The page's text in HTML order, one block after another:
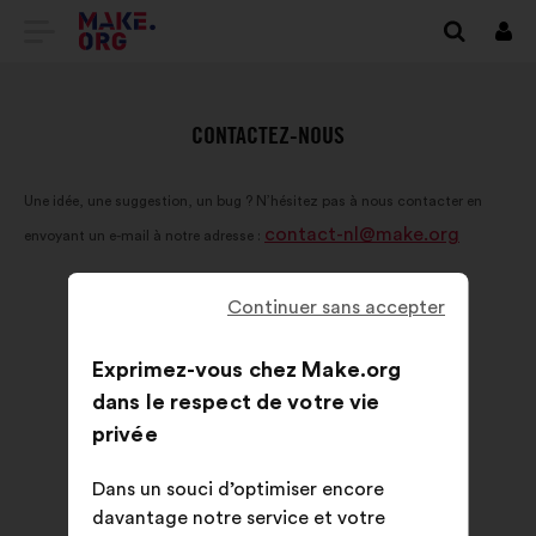
ALLER
L'ACCUEIL
SITE
Se
CONTACTEZ-NOUS
Une idée, une suggestion, un bug ? N’hésitez pas à nous contacter en
envoyant un e-mail à notre adresse : contact-nl@make.org
Continuer sans accepter
Exprimez-vous chez Make.org
dans le respect de votre vie
privée
Dans un souci d’optimiser encore
davantage notre service et votre